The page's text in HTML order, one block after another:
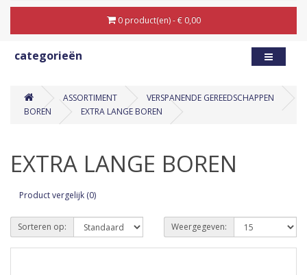
0 product(en) - € 0,00
categorieën
ASSORTIMENT
VERSPANENDE GEREEDSCHAPPEN
BOREN
EXTRA LANGE BOREN
EXTRA LANGE BOREN
Product vergelijk (0)
Sorteren op: Weergegeven: